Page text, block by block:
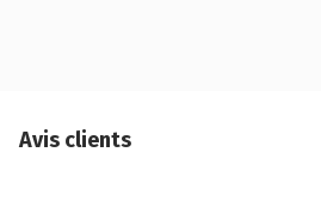
Avis clients